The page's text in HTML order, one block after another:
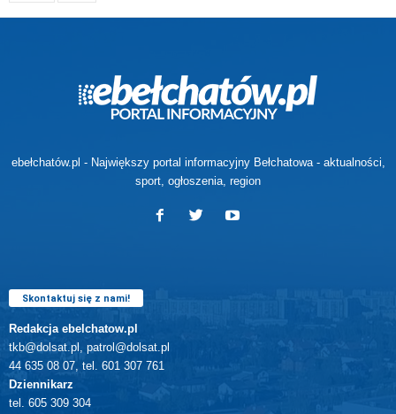
ebełchatów.pl - Największy portal informacyjny Bełchatowa - aktualności,
sport, ogłoszenia, region
Skontaktuj się z nami!
Redakcja ebelchatow.pl
tkb@dolsat.pl, patrol@dolsat.pl
44 635 08 07, tel. 601 307 761
Dziennikarz
tel. 605 309 304